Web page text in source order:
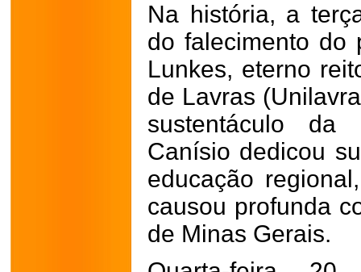
Na história, a
do falecimento do
Lunkes, eterno
de Lavras
sustentáculo da
Canísio dedicou
educação
causou profunda
de Minas Gerais.